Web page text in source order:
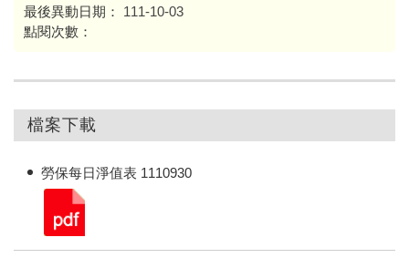
最後異動日期：
111-10-03
點閱次數：
檔案下載
勞保每日淨值表 1110930